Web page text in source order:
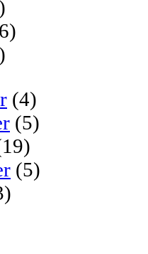
(4)
(5)
(5)